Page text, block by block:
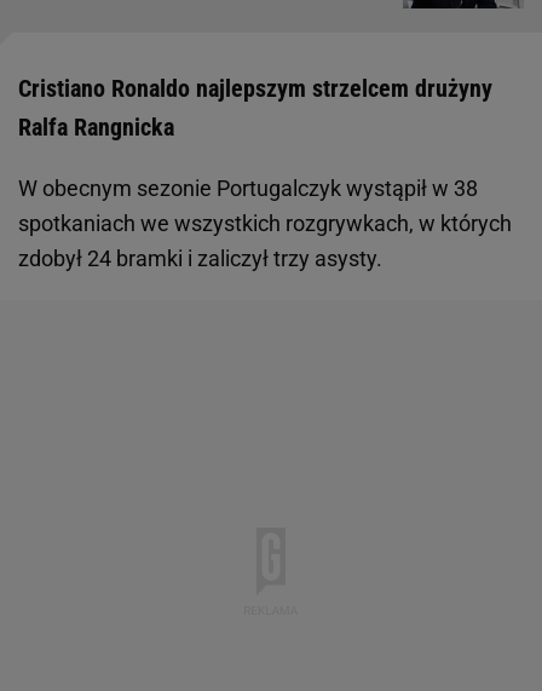
Cristiano Ronaldo najlepszym strzelcem drużyny
Ralfa Rangnicka
W obecnym sezonie Portugalczyk wystąpił w 38
spotkaniach we wszystkich rozgrywkach, w których
zdobył 24 bramki i zaliczył trzy asysty.